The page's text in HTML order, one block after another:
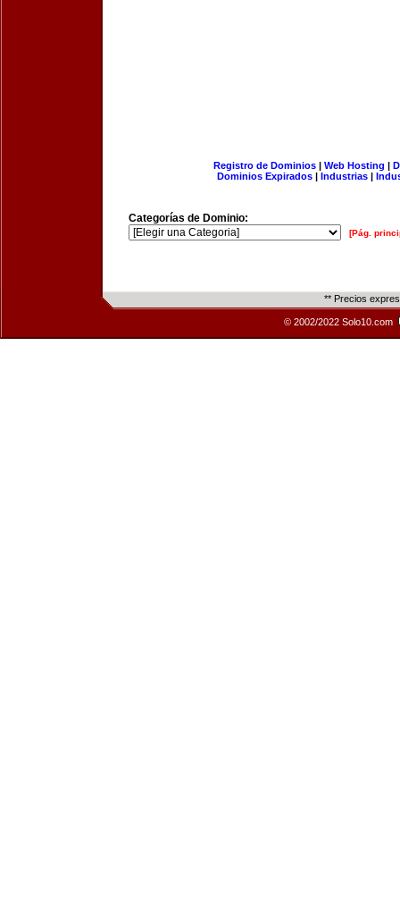
Registro de Dominios| Web Hosting |
Dominios Expirados | Industrias |
Categorías de Dominio:
[Pág.
** Precios
© 2002/2022 Solo10.com